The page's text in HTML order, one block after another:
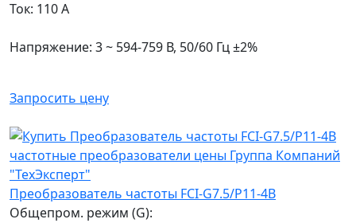
Ток: 110 А
Напряжение: 3 ~ 594-759 В, 50/60 Гц ±2%
Запросить цену
Преобразователь частоты FCI-G7.5/P11-4B
Общепром. режим (G):